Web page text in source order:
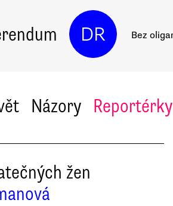
DR Bez
Názory Reportérky
žen